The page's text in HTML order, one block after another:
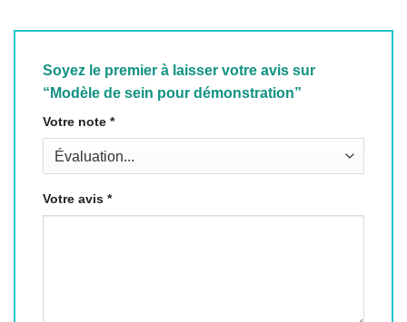
Soyez le premier à laisser votre avis sur
“Modèle de sein pour démonstration”
Votre note *
Votre avis *